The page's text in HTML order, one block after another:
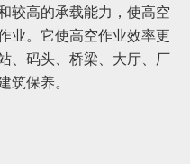
较高的承载能力，使高空
业。它使高空作业效率更
、码头、桥梁、大厅、厂
筑保养。